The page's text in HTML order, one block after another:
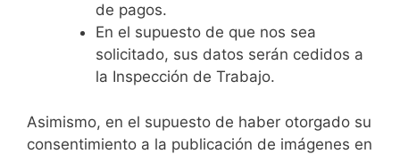
de pagos.
En el supuesto de que nos sea
solicitado, sus datos serán cedidos a
la Inspección de Trabajo.
Asimismo, en el supuesto de haber otorgado su
consentimiento a la publicación de imágenes en